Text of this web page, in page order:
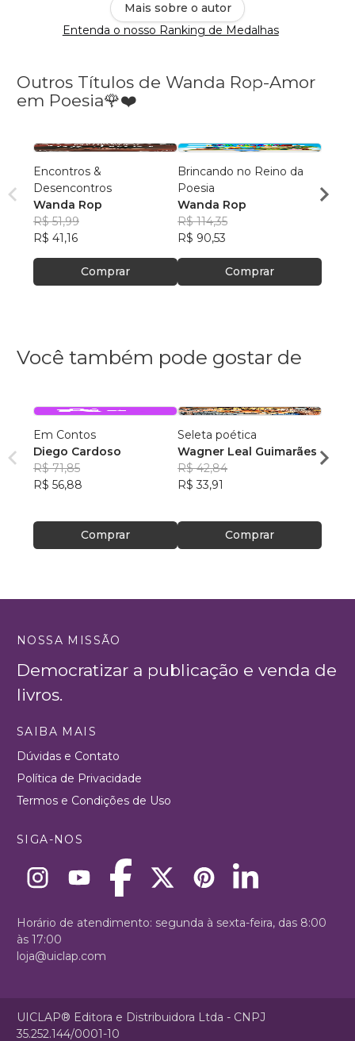
Mais sobre o autor
Entenda o nosso Ranking de Medalhas
Outros Títulos de Wanda Rop-Amor
em Poesia🌹❤️
Encontros &
Desencontros
Wanda Rop
R$ 51,99
R$ 41,16
Comprar
Brincando no Reino da
Poesia
Wanda Rop
R$ 114,35
R$ 90,53
Comprar
Você também pode gostar de
Em Contos
Diego Cardoso
R$ 71,85
R$ 56,88
Comprar
Seleta poética
Wagner Leal Guimarães
R$ 42,84
R$ 33,91
Comprar
R$
NOSSA MISSÃO
Democratizar a publicação e venda de
livros.
SAIBA MAIS
Dúvidas e Contato
Política de Privacidade
Termos e Condições de Uso
SIGA-NOS
Horário de atendimento: segunda à sexta-feira, das 8:00
às 17:00
loja@uiclap.com
UICLAP® Editora e Distribuidora Ltda - CNPJ
35.252.144/0001-10